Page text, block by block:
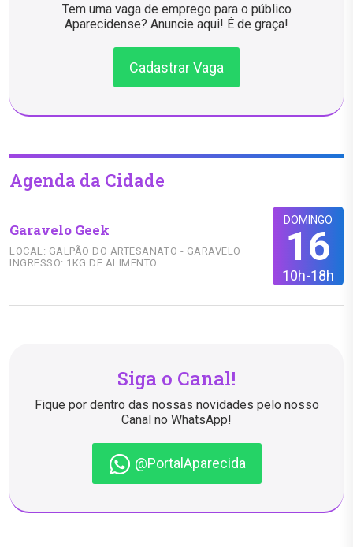
Tem uma vaga de emprego para o público
Aparecidense? Anuncie aqui! É de graça!
Cadastrar Vaga
Agenda da Cidade
DOMINGO
16
10h-18h
Garavelo Geek
LOCAL: GALPÃO DO ARTESANATO - GARAVELO
INGRESSO: 1KG DE ALIMENTO
Siga o Canal!
Fique por dentro das nossas novidades pelo nosso
Canal no WhatsApp!
@PortalAparecida